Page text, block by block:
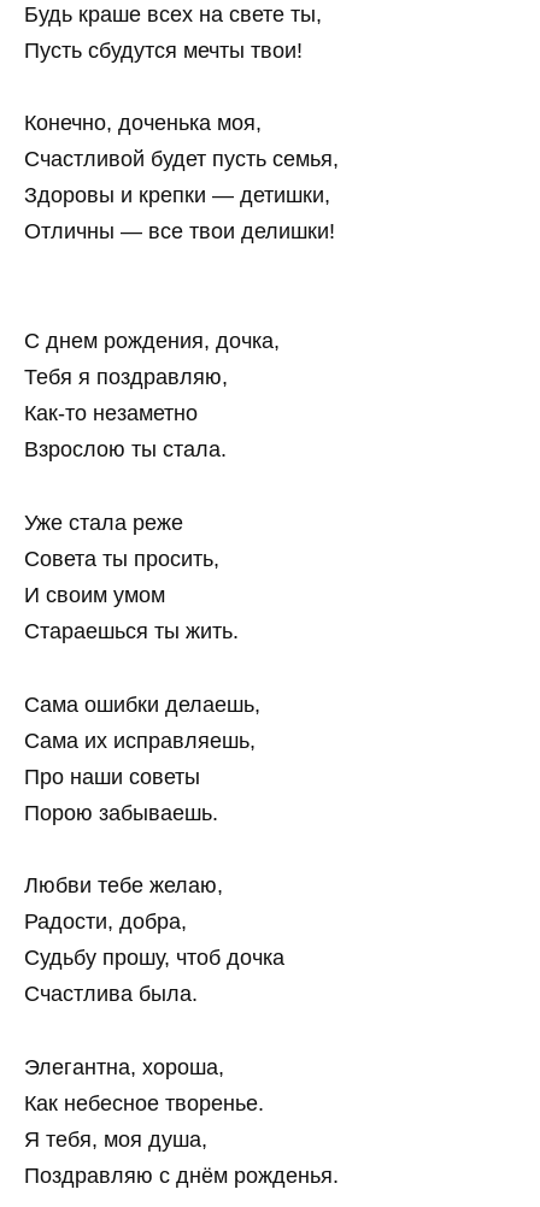
Будь краше всех на свете ты,
Пусть сбудутся мечты твои!
Конечно, доченька моя,
Счастливой будет пусть семья,
Здоровы и крепки — детишки,
Отличны — все твои делишки!
С днем рождения, дочка,
Тебя я поздравляю,
Как-то незаметно
Взрослою ты стала.
Уже стала реже
Совета ты просить,
И своим умом
Стараешься ты жить.
Сама ошибки делаешь,
Сама их исправляешь,
Про наши советы
Порою забываешь.
Любви тебе желаю,
Радости, добра,
Судьбу прошу, чтоб дочка
Счастлива была.
Элегантна, хороша,
Как небесное творенье.
Я тебя, моя душа,
Поздравляю с днём рожденья.